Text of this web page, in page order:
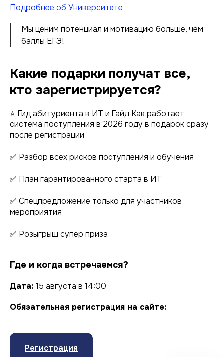
Подробнее об Университете
Мы ценим потенциал и мотивацию больше, чем
баллы ЕГЭ!
Какие подарки получат все,
кто зарегистрируется?
⭐ Гид абитуриента в ИТ и Гайд Как работает
система поступления в 2026 году в подарок сразу
после регистрации
✅ Разбор всех рисков поступления и обучения
✅ План гарантированного старта в ИТ
✅ Спецпредложение только для участников
мероприятия
✅ Розыгрыш супер приза
Где и когда встречаемся?
Дата: 15 августа в 14:00
Обязательная регистрация на сайте:
Регистрация